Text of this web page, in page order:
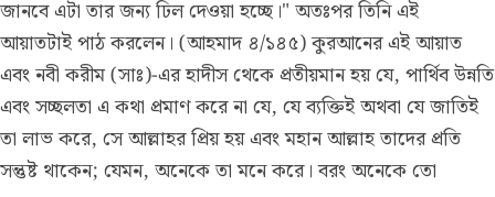
জানবে এটা তার জন্য ঢিল দেওয়া হচ্ছে।" অতঃপর তিনি এই
আয়াতটাই পাঠ করলেন। (আহমাদ ৪/১৪৫)কুরআনের এই আয়াত
এবং নবী করীম (সাঃ)-এর হাদীস থেকে প্রতীয়মান হয় যে, পার্থিব উন্নতি
এবং সচ্ছলতা এ কথা প্রমাণ করে না যে, যে ব্যক্তিই অথবা যে জাতিই
তা লাভ করে, সে আল্লাহর প্রিয় হয় এবং মহান আল্লাহ তাদের প্রতি
সন্তুষ্ট থাকেন; যেমন, অনেকে তা মনে করে। বরং অনেকে তো